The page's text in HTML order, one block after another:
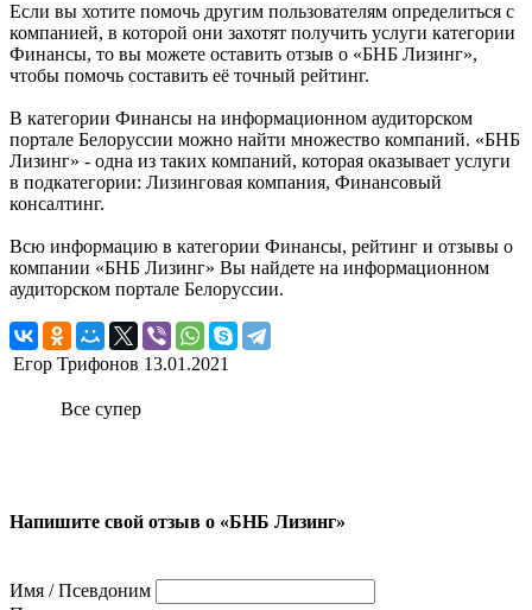
Если вы хотите помочь другим пользователям определиться с
компанией, в которой они захотят получить услуги категории
Финансы, то вы можете оставить отзыв о «БНБ Лизинг»,
чтобы помочь составить её точный рейтинг.
В категории Финансы на информационном аудиторском
портале Белоруссии можно найти множество компаний. «БНБ
Лизинг» - одна из таких компаний, которая оказывает услуги
в подкатегории: Лизинговая компания, Финансовый
консалтинг.
Всю информацию в категории Финансы, рейтинг и отзывы о
компании «БНБ Лизинг» Вы найдете на информационном
аудиторском портале Белоруссии.
Егор Трифонов 13.01.2021
Все супер
Напишите свой отзыв о «БНБ Лизинг»
Имя / Псевдоним